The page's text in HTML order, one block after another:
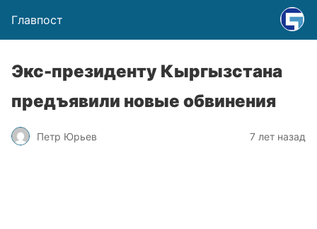
Главпост
Экс-президенту Кыргызстана
предъявили новые обвинения
Петр Юрьев 7 лет назад